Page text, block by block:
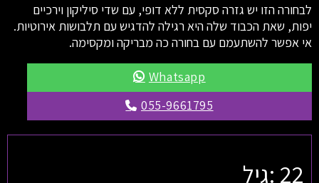
לבחורה הזו יש גזרה סקסית ללא דופי, עם שדי סיליקון וירכיים
יפות, שאת הכבוד שלה היא רגילה להדגיש עם תלבושות אירוטיות.
אי אפשר להשתעמם עם בחורה כה מבריקה ומקסימה.
Whatsapp
055-9661795
22 :גיל